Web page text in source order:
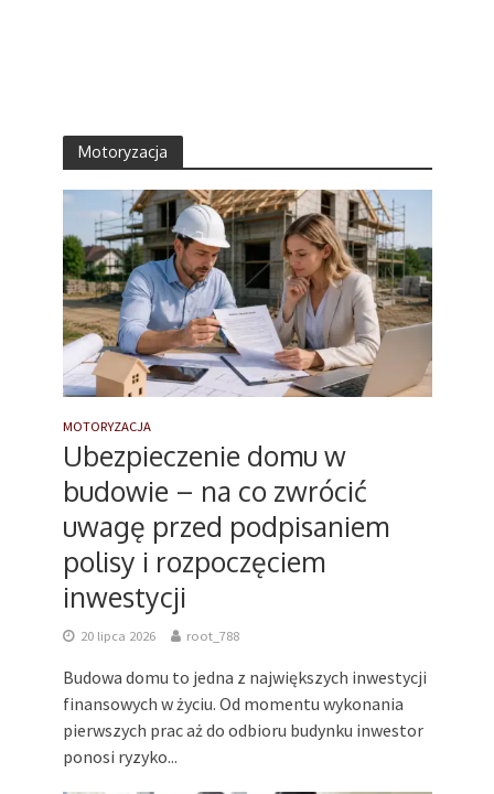
Motoryzacja
MOTORYZACJA
Ubezpieczenie domu w
budowie – na co zwrócić
uwagę przed podpisaniem
polisy i rozpoczęciem
inwestycji
20 lipca 2026 root_788
Budowa domu to jedna z największych inwestycji
finansowych w życiu. Od momentu wykonania
pierwszych prac aż do odbioru budynku inwestor
ponosi ryzyko...